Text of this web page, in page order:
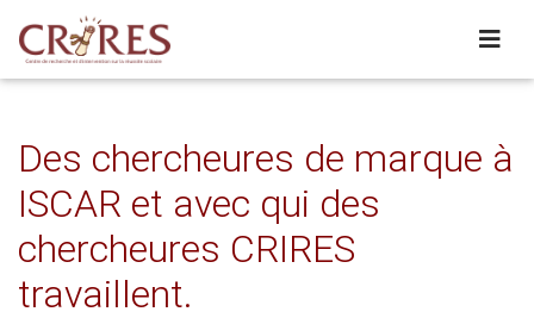
Des chercheures de marque à
ISCAR et avec qui des
chercheures CRIRES
travaillent.